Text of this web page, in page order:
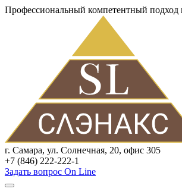
Профессиональный компетентный подход
г. Самара, ул. Солнечная, 20, офис 305
+7 (846) 222-222-1
Задать вопрос On Line